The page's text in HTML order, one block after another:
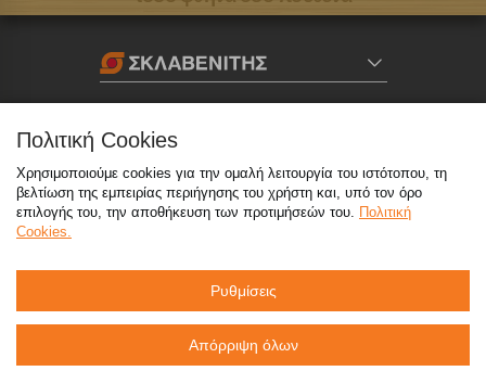
eMarket
info@sklavenitis.gr
Όροι Χρήσης
Πολιτική Cookies
Χρησιμοποιούμε cookies για την ομαλή λειτουργία του ιστότοπου, τη
βελτίωση της εμπειρίας περιήγησης του χρήστη και, υπό τον όρο
επιλογής του, την αποθήκευση των προτιμήσεών του. Πολιτική
Cookies.
Ρυθμίσεις
Απόρριψη όλων